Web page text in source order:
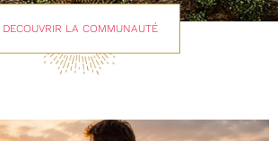
DECOUVRIR LA COMMUNAUTÉ